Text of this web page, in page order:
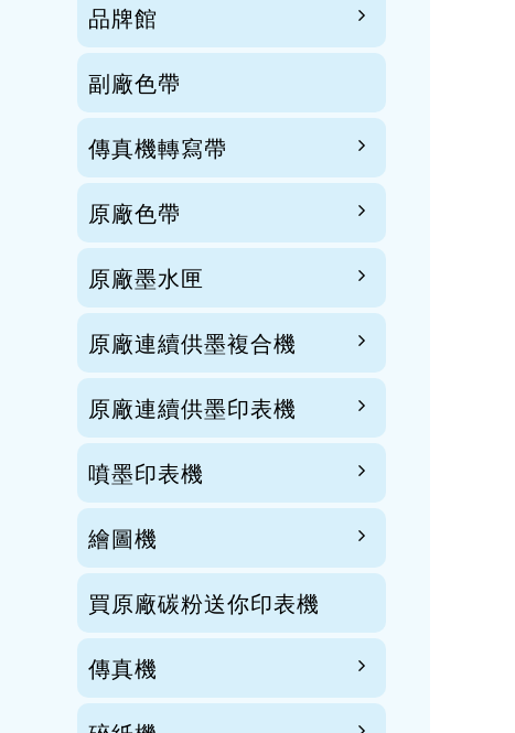
品牌館
副廠色帶
傳真機轉寫帶
原廠色帶
原廠墨水匣
原廠連續供墨複合機
原廠連續供墨印表機
噴墨印表機
繪圖機
買原廠碳粉送你印表機
傳真機